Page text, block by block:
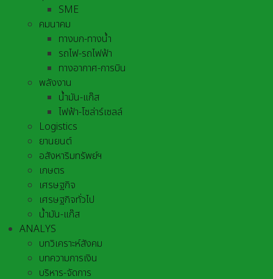
SME
คมนาคม
ทางบก-ทางน้ำ
รถไฟ-รถไฟฟ้า
ทางอากาศ-การบิน
พลังงาน
น้ำมัน-แก๊ส
ไฟฟ้า-โซล่าร์เซลล์
Logistics
ยานยนต์
อสังหาริมทรัพย์ฯ
เกษตร
เศรษฐกิจ
เศรษฐกิจทั่วไป
น้ำมัน-แก๊ส
ANALYS
บทวิเคราะห์สังคม
บทความการเงิน
บริหาร-จัดการ